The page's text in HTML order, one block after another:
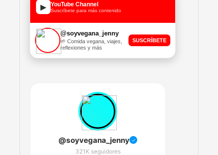
▶ YouTube Channel
Suscríbete para más contenido
@soyvegana_jenny
🌱 Comida vegana, viajes,
reflexiones y más
SUSCRÍBETE
@soyvegana_jenny ✓
321K seguidores